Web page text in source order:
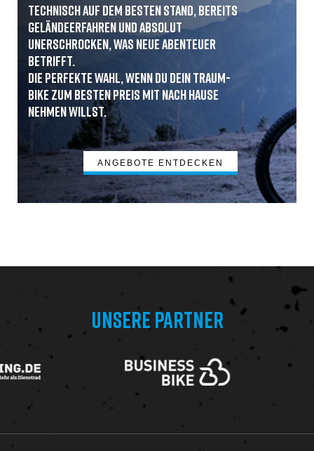
Technisch auf dem besten Stand, bereits
geländeerfahren und absolut
unerschrocken, was neue Abenteuer
betrifft.
Die perfekte Wahl, wenn du dein Traum-
Bike zum besten Preis mit nach Hause
nehmen willst.
ANGEBOTE ENTDECKEN
UNSERE PARTNER